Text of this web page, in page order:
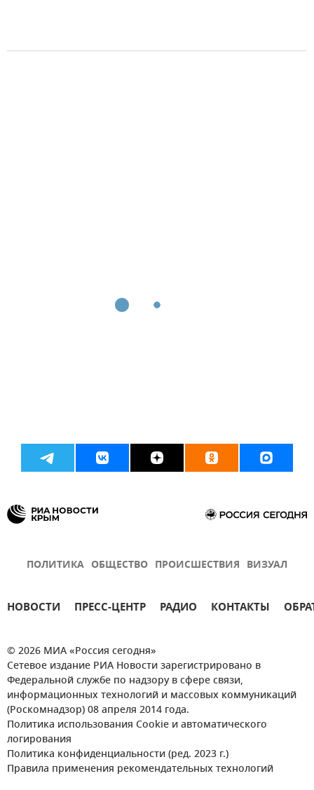
ПОЛИТИКА ОБЩЕСТВО ПРОИСШЕСТВИЯ ВИЗУАЛ
НОВОСТИ ПРЕСС-ЦЕНТР РАДИО КОНТАКТЫ
© 2026 МИА «Россия сегодня»
Сетевое издание РИА Новости зарегистрировано в
Федеральной службе по надзору в сфере связи,
информационных технологий и массовых коммуникаций
(Роскомнадзор) 08 апреля 2014 года.
Политика использования Cookie и автоматического
логирования
Политика конфиденциальности (ред. 2023 г.)
Правила применения рекомендательных технологий